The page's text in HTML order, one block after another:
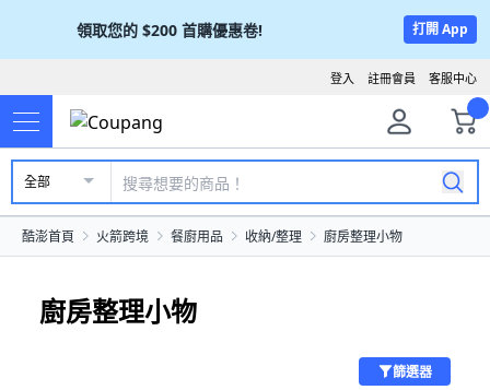
領取您的 $200 首購優惠卷! 打開 App
客服中心
註冊會員
登入
全部
酷澎首頁 火箭跨境 餐廚用品 收納/整理 廚房整理小物
廚房整理小物
篩選器